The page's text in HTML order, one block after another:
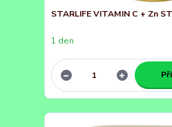
STARLIFE VITAMIN C + Zn
1 den